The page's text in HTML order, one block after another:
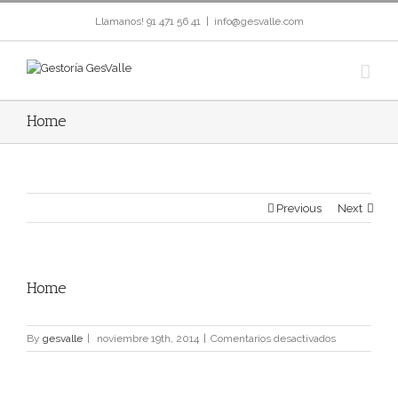
Llamanos! 91 471 56 41 info@gesvalle.com
Home
Previous Next
View
Home
By gesvalle noviembre 19th, 2014 Comentarios desactivadosen
Home